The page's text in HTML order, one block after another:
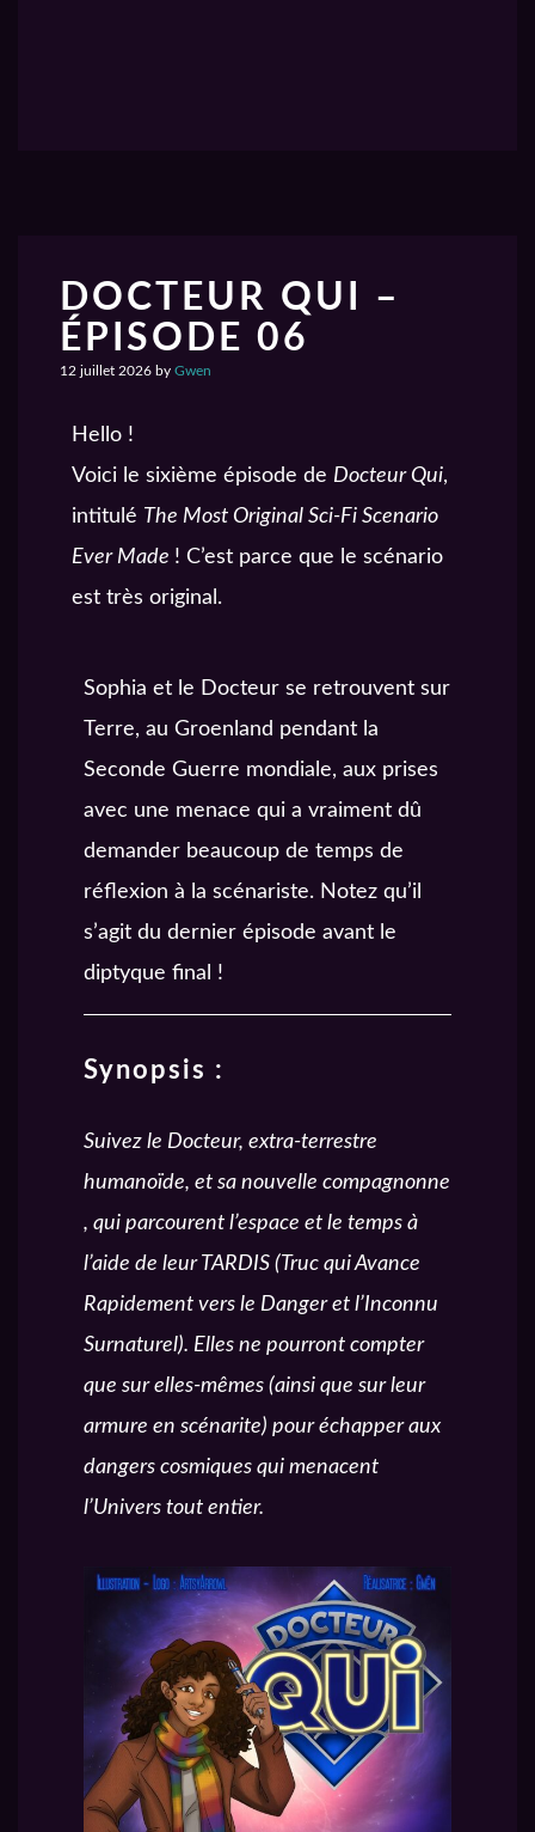
DOCTEUR QUI –
ÉPISODE 06
12 juillet 2026 by Gwen
Hello !
Voici le sixième épisode de Docteur Qui,
intitulé The Most Original Sci-Fi Scenario
Ever Made ! C’est parce que le scénario
est très original.
Sophia et le Docteur se retrouvent sur
Terre, au Groenland pendant la
Seconde Guerre mondiale, aux prises
avec une menace qui a vraiment dû
demander beaucoup de temps de
réflexion à la scénariste. Notez qu’il
s’agit du dernier épisode avant le
diptyque final !
Synopsis :
Suivez le Docteur, extra-terrestre
humanoïde, et sa nouvelle compagnonne
, qui parcourent l’espace et le temps à
l’aide de leur TARDIS (Truc qui Avance
Rapidement vers le Danger et l’Inconnu
Surnaturel). Elles ne pourront compter
que sur elles-mêmes (ainsi que sur leur
armure en scénarite) pour échapper aux
dangers cosmiques qui menacent
l’Univers tout entier.